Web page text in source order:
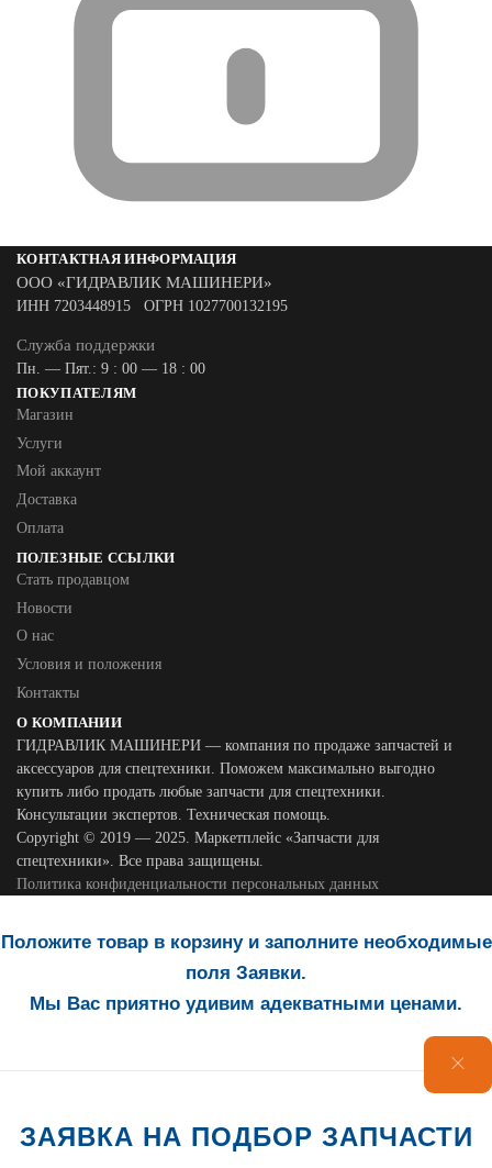
КОНТАКТНАЯ ИНФОРМАЦИЯ
ООО «ГИДРАВЛИК МАШИНЕРИ»
ИНН 7203448915 ОГРН 1027700132195
Служба поддержки
Пн. — Пят.: 9 : 00 — 18 : 00
ПОКУПАТЕЛЯМ
Магазин
Услуги
Мой аккаунт
Доставка
Оплата
ПОЛЕЗНЫЕ ССЫЛКИ
Стать продавцом
Новости
О нас
Условия и положения
Контакты
О КОМПАНИИ
ГИДРАВЛИК МАШИНЕРИ — компания по продаже запчастей и
аксессуаров для спецтехники. Поможем максимально выгодно
купить либо продать любые запчасти для спецтехники.
Консультации экспертов. Техническая помощь.
Copyright © 2019 — 2025. Маркетплейс «Запчасти для
спецтехники». Все права защищены.
Политика конфиденциальности персональных данных
Положите товар в корзину и заполните необходимые
поля Заявки.
Мы Вас приятно удивим адекватными ценами.
ЗАЯВКА НА ПОДБОР ЗАПЧАСТИ